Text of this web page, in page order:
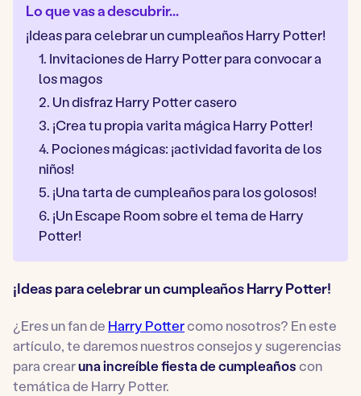
Lo que vas a descubrir...
¡Ideas para celebrar un cumpleaños Harry Potter!
1. Invitaciones de Harry Potter para convocar a
los magos
2. Un disfraz Harry Potter casero
3. ¡Crea tu propia varita mágica Harry Potter!
4. Pociones mágicas: ¡actividad favorita de los
niños!
5. ¡Una tarta de cumpleaños para los golosos!
6. ¡Un Escape Room sobre el tema de Harry
Potter!
¡Ideas para celebrar un cumpleaños Harry Potter!
¿Eres un fan de Harry Pottercomo nosotros? En este
artículo, te daremos nuestros consejos y sugerencias
para crearuna increíble fiesta de cumpleañoscon
temática de Harry Potter.